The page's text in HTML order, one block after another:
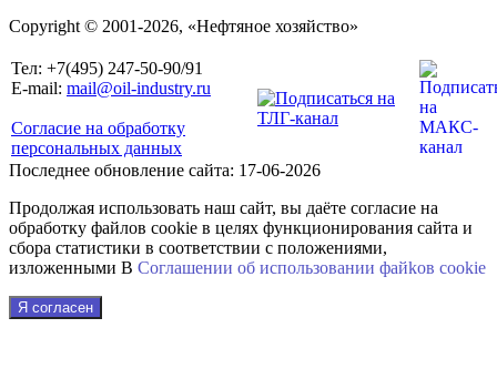
Copyright © 2001-2026, «Нефтяное хозяйство»
Тел: +7(495) 247-50-90/91
E-mail: mail@oil-industry.ru
Согласие на обработку
персональных данных
Последнее обновление сайта: 17-06-2026
Продолжая использовать наш сайт, вы даёте согласие на
обработку файлов cookie в целях функционирования сайта и
сбора статистики в соответствии с положениями,
изложенными В Соглашении об использовании файkов cookie
Я согласен